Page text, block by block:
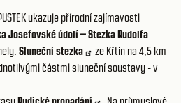
ukazuje přírodní zajímavosti
Josefovské údolí – Stezka Rudolfa
Sluneční stezka
ze Křtin na 4,5 km
částmi sluneční soustavy - v